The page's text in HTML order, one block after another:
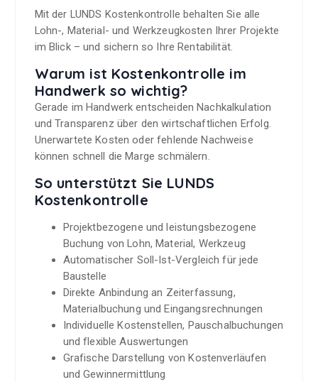
Mit der LUNDS Kostenkontrolle behalten Sie alle
Lohn-, Material- und Werkzeugkosten Ihrer Projekte
im Blick – und sichern so Ihre Rentabilität.
Warum ist Kostenkontrolle im
Handwerk so wichtig?
Gerade im Handwerk entscheiden Nachkalkulation
und Transparenz über den wirtschaftlichen Erfolg.
Unerwartete Kosten oder fehlende Nachweise
können schnell die Marge schmälern.
So unterstützt Sie LUNDS
Kostenkontrolle
Projektbezogene und leistungsbezogene
Buchung von Lohn, Material, Werkzeug
Automatischer Soll-Ist-Vergleich für jede
Baustelle
Direkte Anbindung an Zeiterfassung,
Materialbuchung und Eingangsrechnungen
Individuelle Kostenstellen, Pauschalbuchungen
und flexible Auswertungen
Grafische Darstellung von Kostenverläufen
und Gewinnermittlung